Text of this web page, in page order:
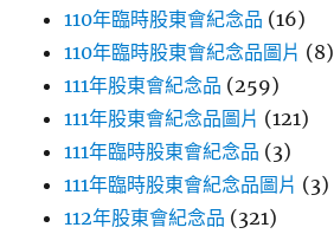
110年臨時股東會紀念品 (16)
110年臨時股東會紀念品圖片 (8)
111年股東會紀念品 (259)
111年股東會紀念品圖片 (121)
111年臨時股東會紀念品 (3)
111年臨時股東會紀念品圖片 (3)
112年股東會紀念品 (321)